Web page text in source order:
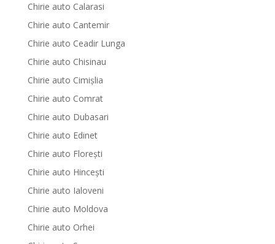
Chirie auto Calarasi
Chirie auto Cantemir
Chirie auto Ceadir Lunga
Chirie auto Chisinau
Chirie auto Cimișlia
Chirie auto Comrat
Chirie auto Dubasari
Chirie auto Edinet
Chirie auto Florești
Chirie auto Hinceşti
Chirie auto Ialoveni
Chirie auto Moldova
Chirie auto Orhei